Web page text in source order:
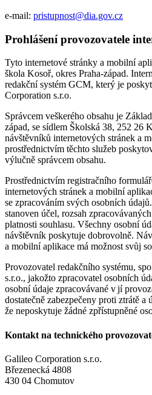
e-mail: pristupnost@dia.gov.cz
Prohlášení provozovatele
Tyto internetové stránky a mobilní
škola Kosoř, okres Praha-západ.
redakční systém GCM, který je
Corporation s.r.o.
Správcem veškerého obsahu je
západ, se sídlem Školská 38, 252 26
návštěvníků internetových stránek a
prostřednictvím těchto služeb
výlučně správcem obsahu.
Prostřednictvím registračního
internetových stránek a mobilní
se zpracováním svých osobních
stanoven účel, rozsah
platnosti souhlasu. Všechny osobní
návštěvník poskytuje dobrovolně.
a mobilní aplikace má možnost svůj
Provozovatel redakčního systému,
s.r.o., jakožto zpracovatel osobních
osobní údaje zpracovávané v jí
dostatečně zabezpečeny proti ztrátě a
že neposkytuje žádné zpřístupněné
Kontakt na technického
Galileo Corporation s.r.o.
Březenecká 4808
430 04 Chomutov